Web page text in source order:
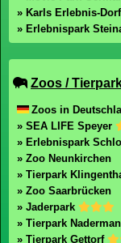
» Karls Erlebnis-
» Erlebnispark
Zoos /
Zoos in
» SEA LIFE Speyer
» Erlebnispark
» Zoo Neunkirchen
» Tierpark
» Zoo Saarbrücken
» Jaderpark
» Tierpark
» Tierpark Gettorf